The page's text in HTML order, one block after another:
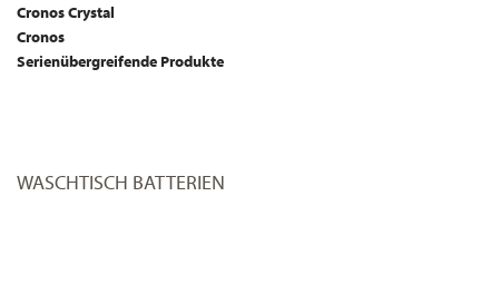
Cronos Crystal
Cronos
Serienübergreifende Produkte
WASCHTISCH BATTERIEN